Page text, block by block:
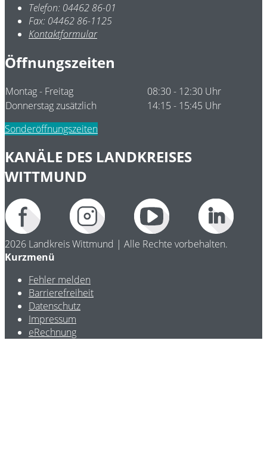
Telefon: 04462 86-01
Fax: 04462 86-1125
Kontaktformular
Öffnungszeiten
Montag - Freitag
08:30 - 12:30 Uhr
Donnerstag zusätzlich
14:15 - 15:45 Uhr
Sonderöffnungszeiten
KANÄLE DES LANDKREISES
WITTMUND
2026 Landkreis Wittmund | Alle Rechte vorbehalten.
Kurzmenü
Fehler melden
Barrierefreiheit
Datenschutz
Impressum
eRechnung